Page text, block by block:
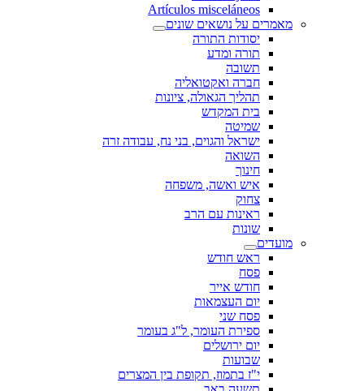
Artículos misceláneos
מאמרים על נושאים שונים
יסודות התורה
תורה ומדע
תשובה
חברה ואקטואליה
תהליך הגאולה, ציונות
בית המקדש
שמיטה
ישראל והגוים, בני נח, עבודה זרה
השואה
חינוך
איש ואשה, משפחה
צחוק
ראינות עם הרב
שונות
מועדים
ראש חודש
פסח
חודש אייר
יום העצמאות
פסח שני
ספירת העומר, ל"ג בעומר
יום ירושלים
שבועות
י"ז בתמוז, תקופת בין המצרים